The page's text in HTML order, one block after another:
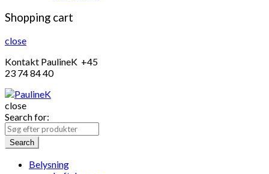
Shopping cart
close
Kontakt PaulineK +45
23 74 84 40
close
Search for:
Search
Belysning